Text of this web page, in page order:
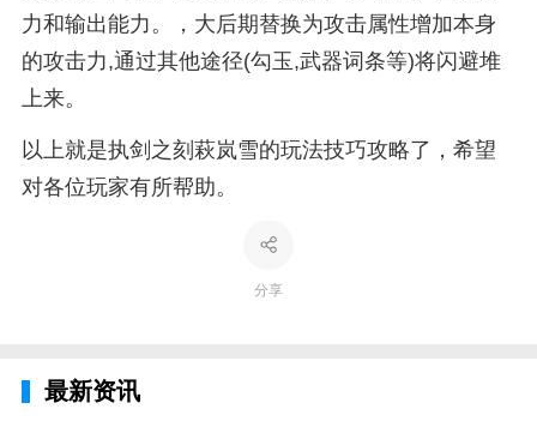
力和输出能力。，大后期替换为攻击属性增加本身
的攻击力,通过其他途径(勾玉,武器词条等)将闪避堆
上来。
以上就是执剑之刻萩岚雪的玩法技巧攻略了，希望
对各位玩家有所帮助。
分享
最新资讯